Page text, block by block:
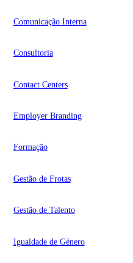
Comunicação Interna
Consultoria
Contact Centers
Employer Branding
Formação
Gestão de Frotas
Gestão de Talento
Igualdade de Género